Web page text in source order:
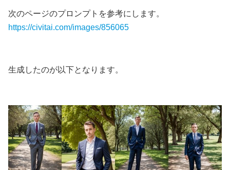
次のページのプロンプトを参考にします。
https://civitai.com/images/856065
生成したのが以下となります。